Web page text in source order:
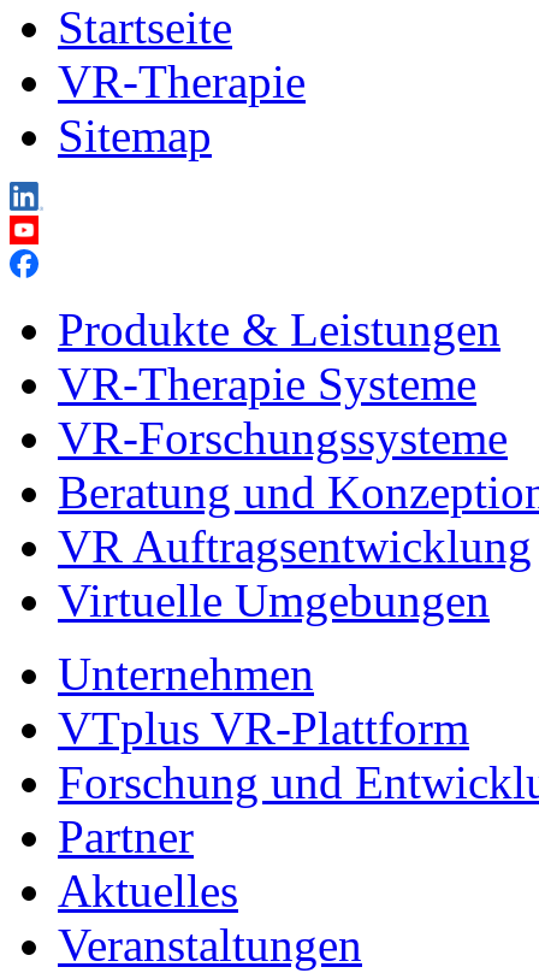
Startseite
VR-Therapie
Sitemap
Produkte & Leistungen
VR-Therapie Systeme
VR-Forschungssysteme
Beratung und
VR Auftragsentwicklung
Virtuelle Umgebungen
Unternehmen
VTplus VR-Plattform
Forschung und
Partner
Aktuelles
Veranstaltungen